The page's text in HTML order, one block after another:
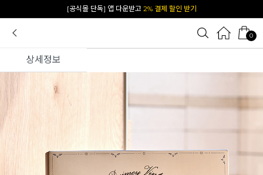
카카오 플친 추가하면1천원 즉시 할인 쿠폰
0
상세정보